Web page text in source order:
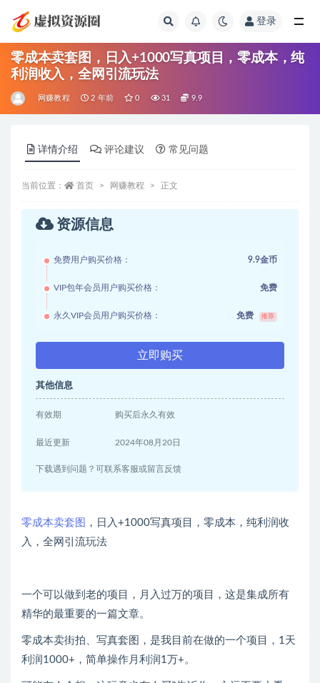
登录
零成本卖套图，日入+1000写真项目，零成本，纯
利润收入，全网引流玩法
网赚教程 2 年前 0 31 9.9
详情介绍 评论建议 常见问题
当前位置： 首页 网赚教程 正文
资源信息
免费用户购买价格： 9.9金币
VIP包年会员用户购买价格： 免费
永久VIP会员用户购买价格： 免费 推荐
立即购买
其他信息
有效期 购买后永久有效
最近更新 2024年08月20日
下载遇到问题？可联系客服或留言反馈
零成本卖套图 ，日入+1000写真项目，零成本，纯利润收
入，全网引流玩法
一个可以做到老的项目，月入过万的项目，这是集成所有
精华的最重要的一篇文章。
零成本卖街拍、写真套图，是我目前在做的一个项目，1天
利润1000+，简单操作月利润1万+。